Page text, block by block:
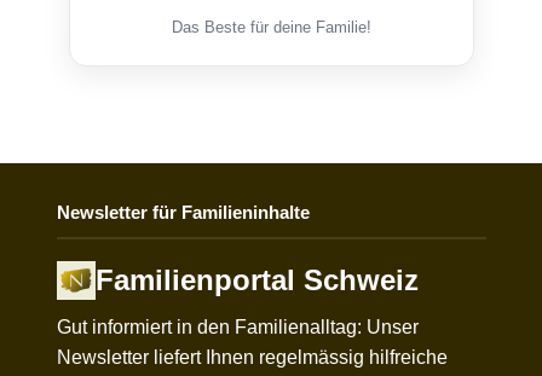
Das Beste für deine Familie!
Newsletter für Familieninhalte
Familienportal Schweiz
Gut informiert in den Familienalltag: Unser
Newsletter liefert Ihnen regelmässig hilfreiche